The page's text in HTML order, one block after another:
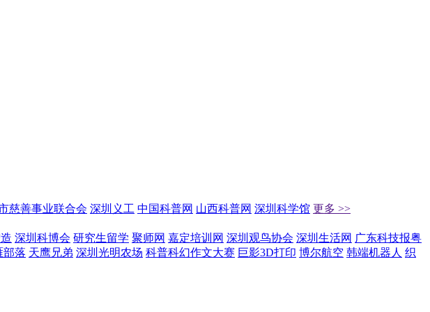
慈善事业联合会 深圳义工 中国科普网 山西科普网 深圳科学馆 更多 >>
深圳科博会 研究生留学 聚师网 嘉定培训网 深圳观鸟协会 深圳生活网 广东科技报粤
部落 天鹰兄弟 深圳光明农场 科普科幻作文大赛 巨影3D打印 博尔航空 韩端机器人 织